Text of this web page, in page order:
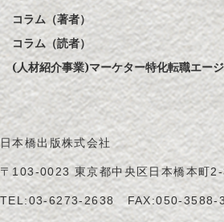
コラム（著者）
コラム（読者）
(人材紹介事業)マーケター特化転職エー
日本橋出版株式会社
〒103-0023 東京都中央区日本橋本町
TEL:03-6273-2638 FAX:050-3588-